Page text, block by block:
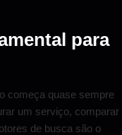
para
começa quase sempre
um serviço, comparar
de busca são o